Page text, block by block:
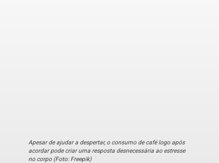
Apesar de ajudar a despertar, o consumo de café logo após
acordar pode criar uma resposta desnecessária ao estresse
no corpo (Foto: Freepik)